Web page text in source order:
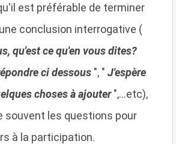
est préférable de terminer
conclusion interrogative (
qu'est ce qu'en vous dites?
ci dessous ", " J'espère
choses à ajouter",...etc),
souvent les questions pour
à la participation.